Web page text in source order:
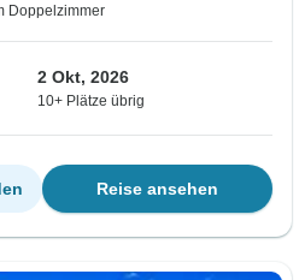
Doppelzimmer
2 Okt, 2026
10+ Plätze übrig
Reise ansehen